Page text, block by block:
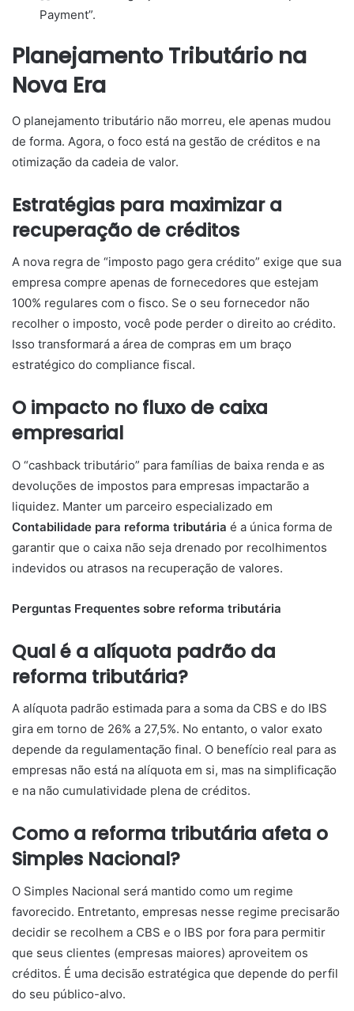
Payment”.
Planejamento Tributário na
Nova Era
O planejamento tributário não morreu, ele apenas mudou
de forma. Agora, o foco está na gestão de créditos e na
otimização da cadeia de valor.
Estratégias para maximizar a
recuperação de créditos
A nova regra de “imposto pago gera crédito” exige que sua
empresa compre apenas de fornecedores que estejam
100% regulares com o fisco. Se o seu fornecedor não
recolher o imposto, você pode perder o direito ao crédito.
Isso transformará a área de compras em um braço
estratégico do compliance fiscal.
O impacto no fluxo de caixa
empresarial
O “cashback tributário” para famílias de baixa renda e as
devoluções de impostos para empresas impactarão a
liquidez. Manter um parceiro especializado em
Contabilidade para reforma tributária é a única forma de
garantir que o caixa não seja drenado por recolhimentos
indevidos ou atrasos na recuperação de valores.
Perguntas Frequentes sobre reforma tributária
Qual é a alíquota padrão da
reforma tributária?
A alíquota padrão estimada para a soma da CBS e do IBS
gira em torno de 26% a 27,5%. No entanto, o valor exato
depende da regulamentação final. O benefício real para as
empresas não está na alíquota em si, mas na simplificação
e na não cumulatividade plena de créditos.
Como a reforma tributária afeta o
Simples Nacional?
O Simples Nacional será mantido como um regime
favorecido. Entretanto, empresas nesse regime precisarão
decidir se recolhem a CBS e o IBS por fora para permitir
que seus clientes (empresas maiores) aproveitem os
créditos. É uma decisão estratégica que depende do perfil
do seu público-alvo.